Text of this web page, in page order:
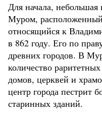
Для начала, небольшая
Муром,
относящийся к
в 862 году. Его по
древних городов. В
количество
домов, церквей и
центр города пестрит
старинных зданий.